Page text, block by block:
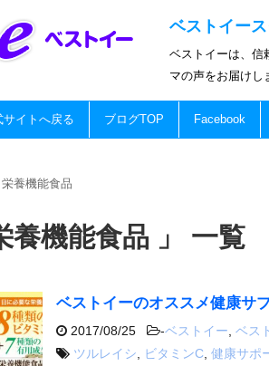
ベストイー
ベストイーは、信
マの声をお届けし
イトへ戻る ブログTOP Facebook
栄養機能食品
養機能食品 」 一覧
ベストイーのオススメ健康サ
2017/08/25 -ベストイー ベス
ツルレイシ
ビタミンC 健康サポ